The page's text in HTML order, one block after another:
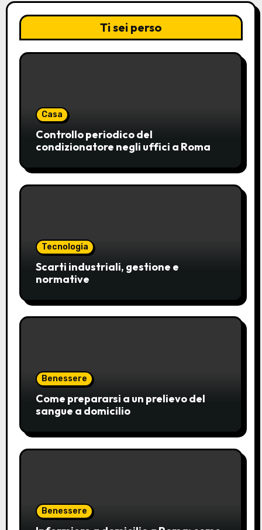
Ti sei perso
Casa
Controllo periodico del
condizionatore negli uffici a Roma
Tecnologia
Scarti industriali, gestione e
normative
Benessere
Come prepararsi a un prelievo del
sangue a domicilio
Benessere